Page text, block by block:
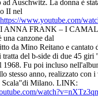
ad Auschwitz. La donna è
II nel
https://www.youtube.com/
ANNA FRANK – I
una canzone dal
da Mino Reitano e
tratta del b-side di due 45 giri
1968. Fu poi incluso
stesso anno, realizzato con
Scala"di Milano. LINK: